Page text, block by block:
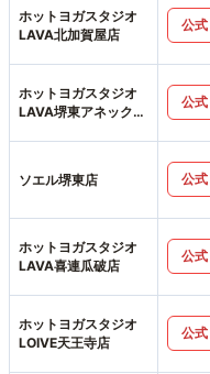
ホットヨガスタジオ
LAVA北加賀屋店
公式
ホットヨガスタジオ
LAVA堺東アネックス
公式
ソエル堺東店 公式
ホットヨガスタジオ
LAVA喜連瓜破店
公式
ホットヨガスタジオ
LOIVE天王寺店
公式